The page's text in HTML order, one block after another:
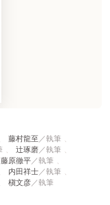
藤村龍至
辻琢磨
藤原徹平
内田祥士
槇文彦